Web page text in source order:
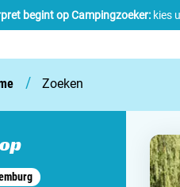
begint op Campingzoeker: kies
/ Zoeken